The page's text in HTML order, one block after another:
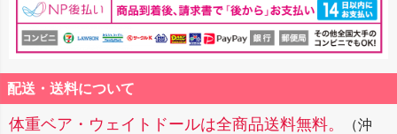
配送・送料について
体重ベア・ウェイトドールは全商品送料無料。
（沖